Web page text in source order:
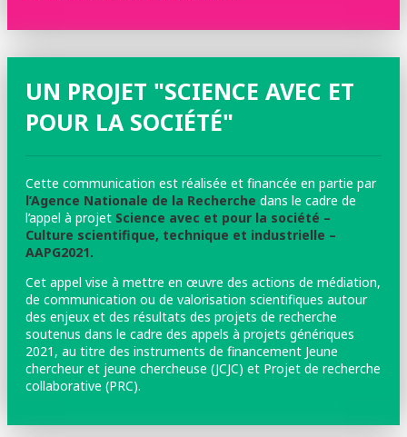
UN PROJET "SCIENCE AVEC ET
POUR LA SOCIÉTÉ"
Cette communication est réalisée et financée en partie par
l’Agence Nationale de la Recherche dans le cadre de
l’appel à projet Science avec et pour la société –
Culture scientifique, technique et industrielle –
AAPG2021.
Cet appel vise à mettre en œuvre des actions de médiation,
de communication ou de valorisation scientifiques autour
des enjeux et des résultats des projets de recherche
soutenus dans le cadre des appels à projets génériques
2021, au titre des instruments de financement Jeune
chercheur et jeune chercheuse (JCJC) et Projet de recherche
collaborative (PRC).